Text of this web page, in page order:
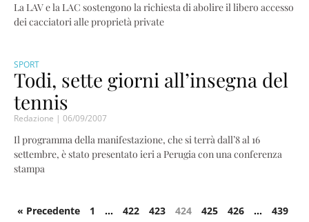
La LAV e la LAC sostengono la richiesta di abolire il libero accesso
dei cacciatori alle proprietà private
SPORT
Todi, sette giorni all’insegna del
tennis
Redazione 06/09/2007
Il programma della manifestazione, che si terrà dall’8 al 16
settembre, è stato presentato ieri a Perugia con una conferenza
stampa
« Precedente 1 … 422 423 424 425 426 … 439